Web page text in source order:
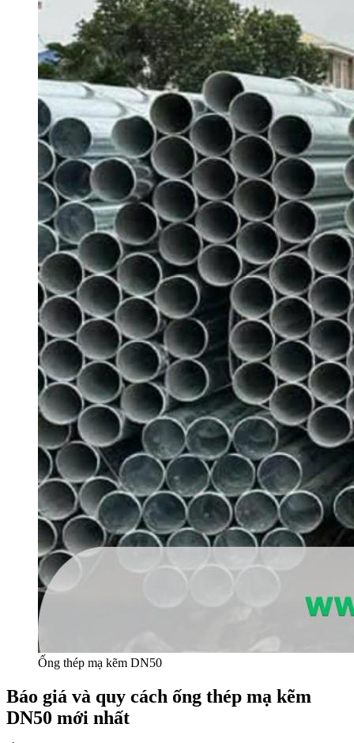
Ống thép mạ kẽm DN50
Báo giá và quy cách ống thép mạ kẽm
DN50 mới nhất